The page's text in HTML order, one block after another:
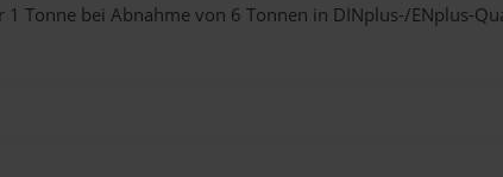
1 Tonne bei Abnahmevon 6 Tonnen in DINplus-/ENplus-